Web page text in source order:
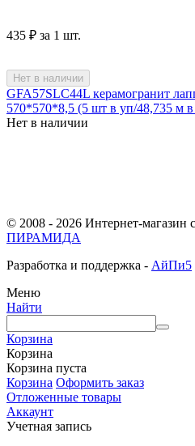
‍435‍ ₽ за 1 шт.
Нет в наличии
GFA57SLC44L керамогранит
570*570*8,5 (5 шт в уп/48,735 м
Нет в наличии
© 2008 - 2026 Интернет-магазин
ПИРАМИДА
Разработка и поддержка - АйПи5
Меню
Найти
Корзина
Корзина
Корзина пуста
Корзина Оформить заказ
Отложенные товары
Аккаунт
Учетная запись